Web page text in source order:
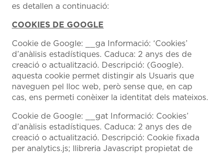
es detallen a continuació:
COOKIES DE GOOGLE
Cookie de Google: __ga Informació: ‘Cookies’
d’anàlisis estadístiques. Caduca: 2 anys des de
creació o actualització. Descripció: (Google).
aquesta cookie permet distingir als Usuaris que
naveguen pel lloc web, però sense que, en cap
cas, ens permeti conèixer la identitat dels mateixos.
Cookie de Google: __gat Informació: Cookies’
d’anàlisis estadístiques. Caduca: 2 anys des de
creació o actualització. Descripció: Cookie fixada
per analytics.js; llibreria Javascript propietat de